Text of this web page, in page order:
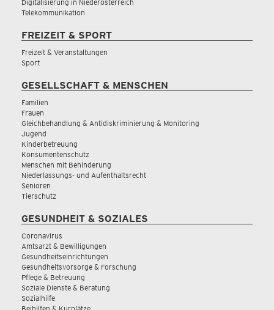
Digitalisierung in Niederösterreich
Telekommunikation
FREIZEIT & SPORT
Freizeit & Veranstaltungen
Sport
GESELLSCHAFT & MENSCHEN
Familien
Frauen
Gleichbehandlung & Antidiskriminierung & Monitoring
Jugend
Kinderbetreuung
Konsumentenschutz
Menschen mit Behinderung
Niederlassungs- und Aufenthaltsrecht
Senioren
Tierschutz
GESUNDHEIT & SOZIALES
Coronavirus
Amtsarzt & Bewilligungen
Gesundheitseinrichtungen
Gesundheitsvorsorge & Forschung
Pflege & Betreuung
Soziale Dienste & Beratung
Sozialhilfe